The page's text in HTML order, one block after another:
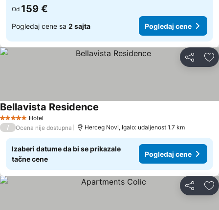
Od 159 €
Pogledaj cene sa 2 sajta Pogledaj cene
Deli
5 ZvezdiceHotel
Bellavista Residence
/ Ocena nije dostupna Herceg Novi, Igalo: udaljenost 1.7 km
Izaberi datume da bi se prikazale
tačne cene
Pogledaj cene
Deli